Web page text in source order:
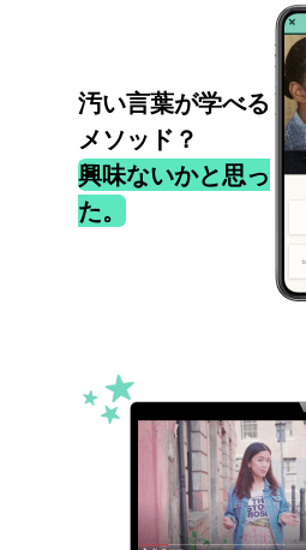
汚い言葉が学べる
メソッド？
興味ないかと思っ
た。